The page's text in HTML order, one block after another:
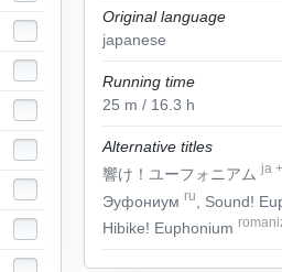
Original language
japanese
Running time
25 m / 16.3 h
Alternative titles
響け！ユーフォニアムja +
Эуфониум ru , Sound!
Hibike! Euphonium